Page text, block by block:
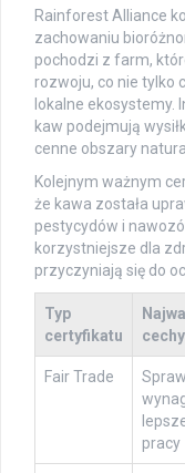
Rainforest Alliance
zachowaniu
pochodzi z farm,
rozwoju, co nie tylko
lokalne ekosystemy.
kaw podejmują
cenne obszary
Kolejnym ważnym
że kawa została
pestycydów i
korzystniejsze dla
przyczyniają się do
Typ
certyfikatu
cechy
Fair Trade
pracy